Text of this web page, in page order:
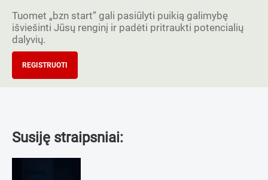
Tuomet „bzn start” gali pasiūlyti puikią galimybę
išviešinti Jūsų renginį ir padėti pritraukti potencialių
dalyvių.
REGISTRUOTI
Susiję straipsniai: